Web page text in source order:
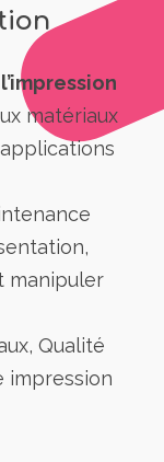
matériaux
manipuler
Qualité
impression